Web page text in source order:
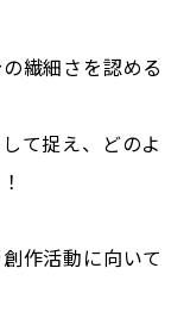
繊細さを認める
て捉え、どのよ
作活動に向いて